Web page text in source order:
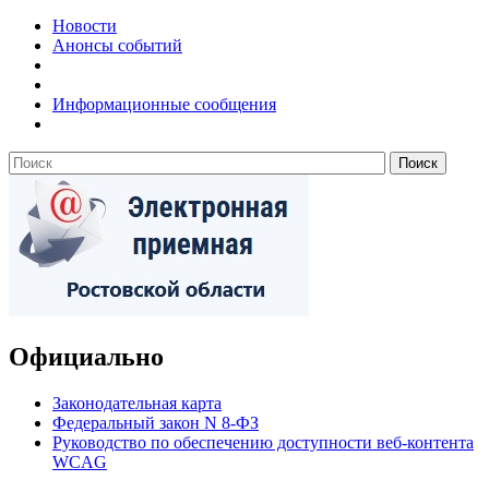
Новости
Анонсы событий
Информационные сообщения
Официально
Законодательная карта
Федеральный закон N 8-ФЗ
Руководство по обеспечению доступности веб-контента
WCAG